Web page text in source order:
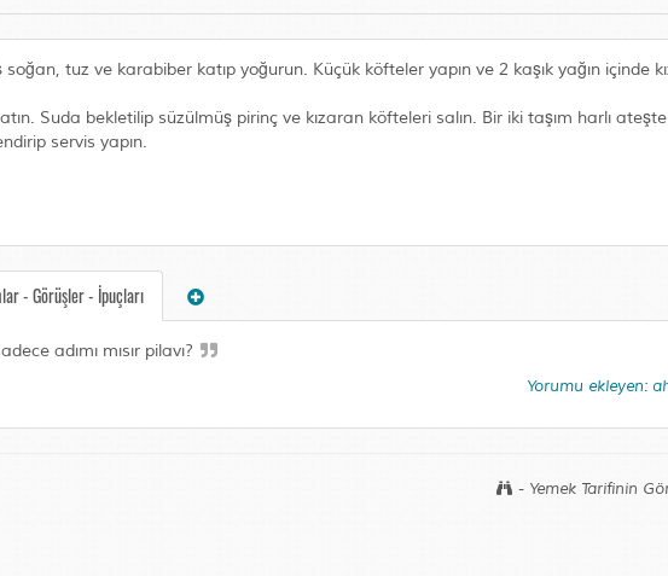
tuz ve karabiber katıp yoğurun. Küçük köfteler yapın ve 2 kaşık yağın içinde
Suda bekletilip süzülmüş pirinç ve kızaran köfteleri salın. Bir iki taşım harlı ateşte
servis yapın.
- Görüşler - İpuçları
adımı mısır pilavı?
Yorumu ekleyen:
- Yemek Tarifinin